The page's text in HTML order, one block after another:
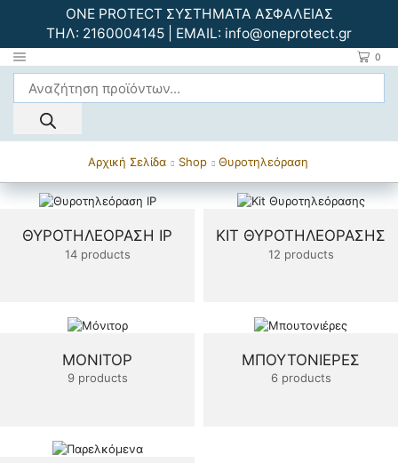
ONE PROTECT ΣΥΣΤΗΜΑΤΑ ΑΣΦΑΛΕΙΑΣ
ΤΗΛ: 2160004145 | EMAIL: info@oneprotect.gr
0
Αρχική Σελίδα Shop Θυροτηλεόραση
ΘΥΡΟΤΗΛΕΌΡΑΣΗ ΙΡ
14 products
KIT ΘΥΡΟΤΗΛΕΌΡΑΣΗΣ
12 products
ΜΌΝΙΤΟΡ
9 products
ΜΠΟΥΤΟΝΙΈΡΕΣ
6 products